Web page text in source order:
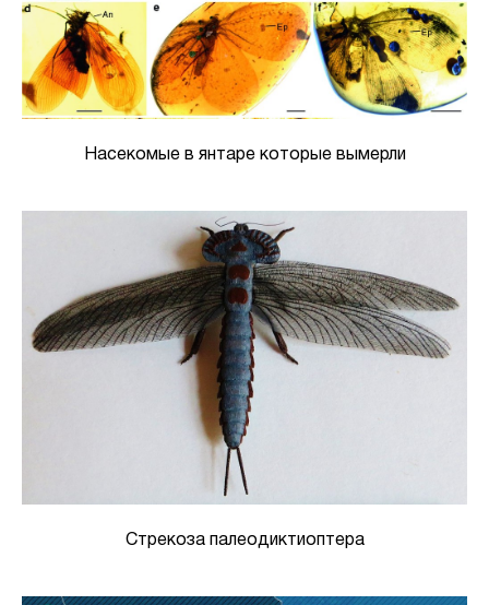
Насекомые в янтаре которые вымерли
Стрекоза палеодиктиоптера